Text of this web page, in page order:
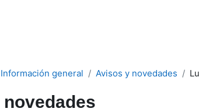
Información general Avisos y novedades